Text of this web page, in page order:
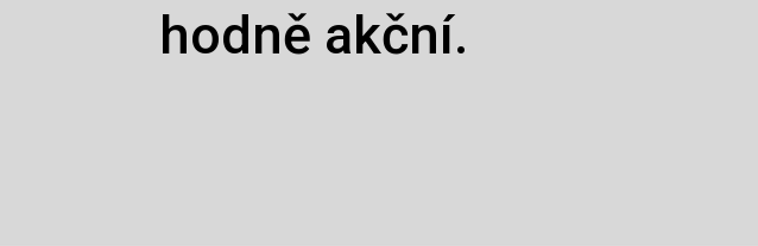
hodně akční.